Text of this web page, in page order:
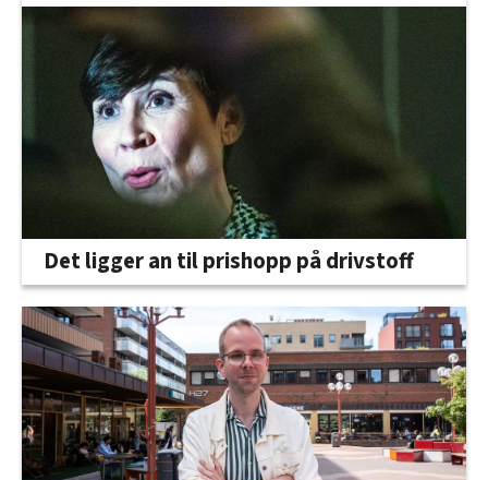
Det ligger an til prishopp på drivstoff